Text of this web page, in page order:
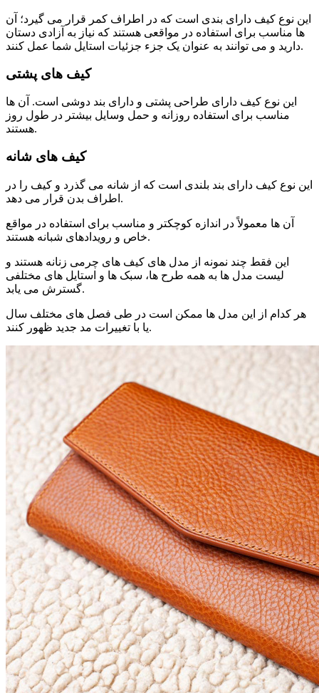
این نوع کیف دارای بندی است که در اطراف کمر قرار می گیرد؛ آن
ها مناسب برای استفاده در مواقعی هستند که نیاز به آزادی دستان
دارید و می توانند به عنوان یک جزء جزئیات استایل شما عمل کنند.
کیف های پشتی
این نوع کیف دارای طراحی پشتی و دارای بند دوشی است. آن ها
مناسب برای استفاده روزانه و حمل وسایل بیشتر در طول روز
هستند.
کیف های شانه
این نوع کیف دارای بند بلندی است که از شانه می گذرد و کیف را در
اطراف بدن قرار می دهد.
آن ها معمولاً در اندازه کوچکتر و مناسب برای استفاده در مواقع
خاص و رویدادهای شبانه هستند.
این فقط چند نمونه از مدل های کیف های چرمی زنانه هستند و
لیست مدل ها به همه طرح ها، سبک ها و استایل های مختلفی
گسترش می یابد.
هر کدام از این مدل ها ممکن است در طی فصل های مختلف سال
یا با تغییرات مد جدید ظهور کنند.